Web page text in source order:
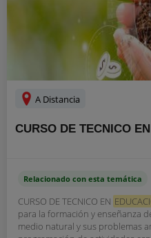
A Distancia
CURSO DE TECNICO
Relacionado con esta temática
CURSO DE TECNICO EN
para la formación y enseñanza
medio natural y sus problemas